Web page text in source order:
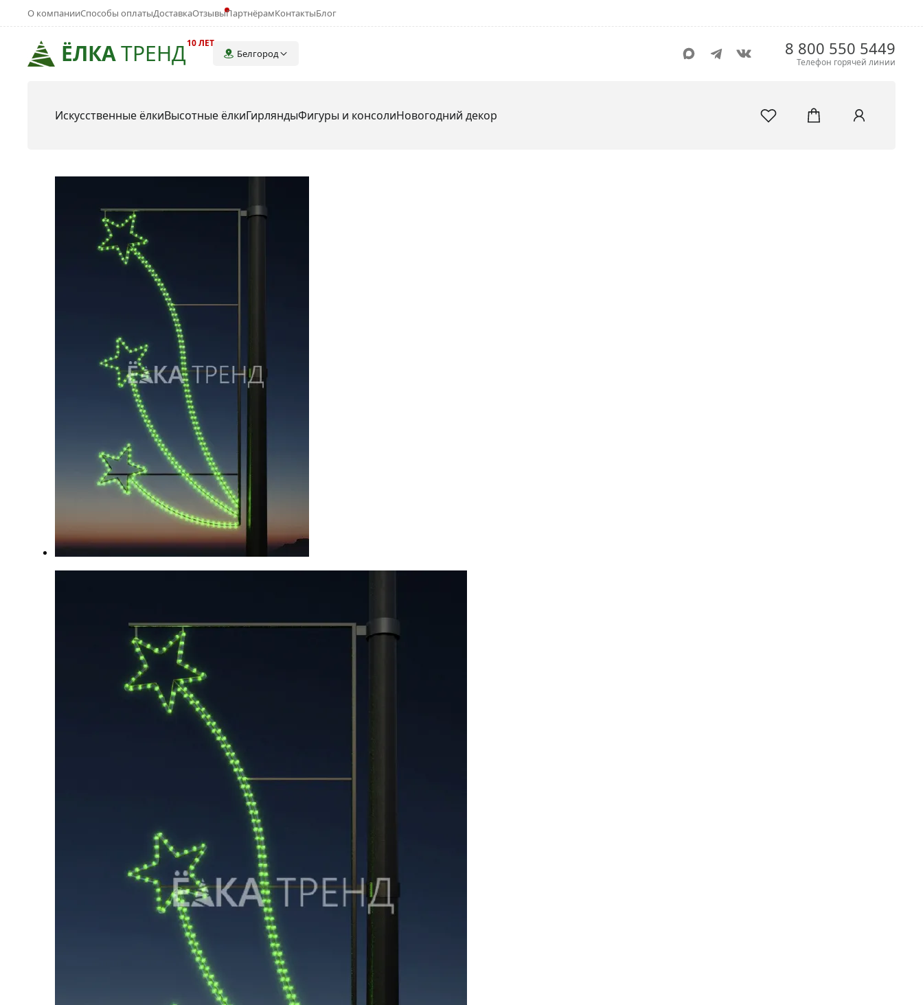
ЁЛКАТРЕНД10 ЛЕТ
Белгород
О компанииСпособы оплатыДоставкаОтзывыПартнёрамКонтактыБлог
8 800 550 5449
Телефон горячей линии
Искусственные ёлкиВысотные ёлкиГирляндыФигуры и консолиНовогодний декор